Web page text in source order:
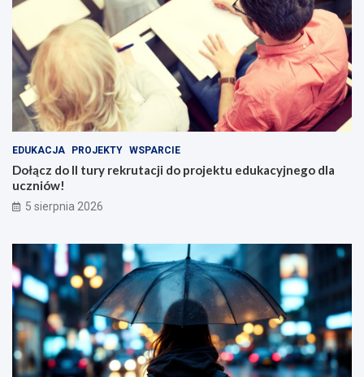
EDUKACJA PROJEKTY WSPARCIE
Dołącz do II tury rekrutacji do projektu edukacyjnego dla
uczniów!
5 sierpnia 2026